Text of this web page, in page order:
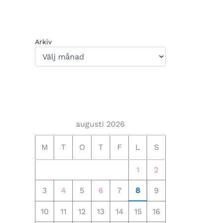
Arkiv
augusti 2026
M T O T F L S
1 2
3 4 5 6 7 8 9
10 11 12 13 14 15 16